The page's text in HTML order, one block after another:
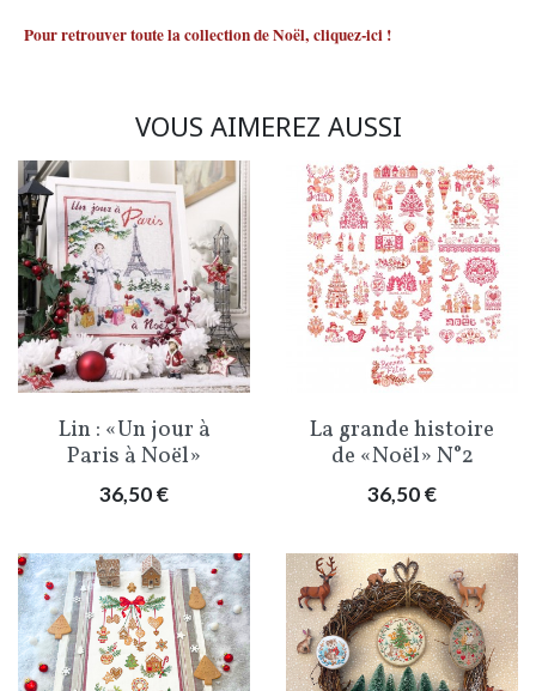
Pour retrouver toute la collection de Noël, cliquez-ici !
VOUS AIMEREZ AUSSI
Lin : «Un jour à
Paris à Noël»
Prix
36,50 €
La grande histoire
de «Noël» N°2
Prix
36,50 €